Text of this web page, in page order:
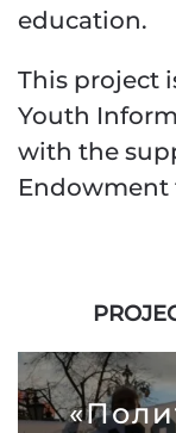
education.
This project
Youth
with the
Endowment